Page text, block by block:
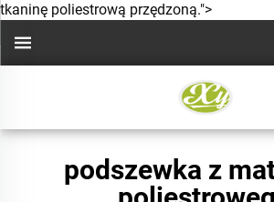
tkaninę poliestrową przędzoną.">
podszewka z